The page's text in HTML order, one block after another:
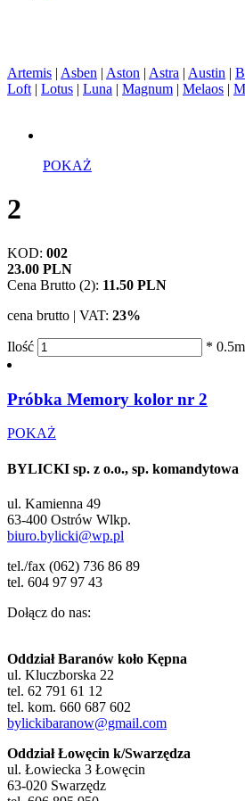
Artemis | Asben | Aston | Astra | Austin |
Loft | Lotus | Luna | Magnum | Melaos |
POKAŻ
2
KOD: 002
23.00 PLN
Cena Brutto (2): 11.50 PLN
cena brutto | VAT: 23%
Ilość *
Próbka Memory kolor nr 2
POKAŻ
BYLICKI sp. z o.o., sp. komandytowa
ul. Kamienna 49
63-400 Ostrów Wlkp.
biuro.bylicki@wp.pl
tel./fax (062) 736 86 89
tel. 604 97 97 43
Dołącz do nas:
Oddział Baranów koło Kępna
ul. Kluczborska 22
tel. 62 791 61 12
tel. kom. 660 687 602
bylickibaranow@gmail.com
Oddział Łowęcin k/Swarzędza
ul. Łowiecka 3 Łowęcin
63-020 Swarzędz